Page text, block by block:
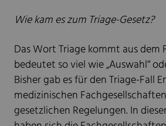
Wie kam es zum Triage-Gesetz?
Das Wort Triage kommt aus dem
bedeutet so viel wie „Auswahl“
Bisher gab es für den Triage-Fall
medizinischen
gesetzlichen Regelungen. In